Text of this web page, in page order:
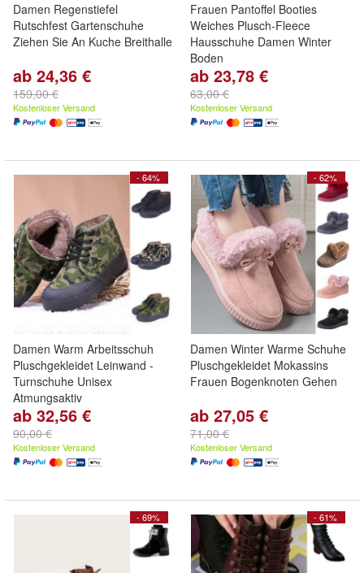
Damen Regenstiefel
Rutschfest Gartenschuhe
Ziehen Sie An Kuche Breithalle
ab 24,36 €
159,00 €
Kostenloser Versand
Frauen Pantoffel Booties
Weiches Plusch-Fleece
Hausschuhe Damen Winter
Boden
ab 23,78 €
63,00 €
Kostenloser Versand
- 64%
Damen Warm Arbeitsschuh
Pluschgekleidet Leinwand -
Turnschuhe Unisex
Atmungsaktiv
ab 32,56 €
90,00 €
Kostenloser Versand
- 62%
Damen Winter Warme Schuhe
Pluschgekleidet Mokassins
Frauen Bogenknoten Gehen
ab 27,05 €
71,00 €
Kostenloser Versand
- 69% - 61%